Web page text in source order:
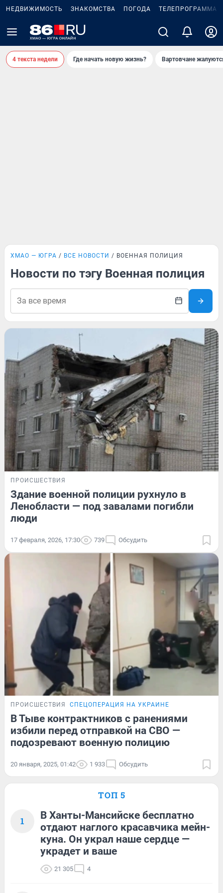
НЕДВИЖИМОСТЬ ЗНАКОМСТВА ПОГОДА ТЕЛЕПРОГРАММА
4 текста недели Где начать новую жизнь? Вартовчане
ХМАО — ЮГРА ВСЕ НОВОСТИ ВОЕННАЯ ПОЛИЦИЯ
Новости по тэгу Военная полиция
ПРОИСШЕСТВИЯ
Здание военной полиции рухнуло в
Ленобласти — под завалами погибли
люди
17 февраля, 2026, 17:30 739 Обсудить
ПРОИСШЕСТВИЯ СПЕЦОПЕРАЦИЯ НА УКРАИНЕ
В Тыве контрактников с ранениями
избили перед отправкой на СВО —
подозревают военную полицию
20 января, 2025, 01:42 1 933 Обсудить
ТОП 5
1
В Ханты-Мансийске бесплатно
отдают наглого красавчика мейн-
куна. Он украл наше сердце —
украдет и ваше
21 305 4